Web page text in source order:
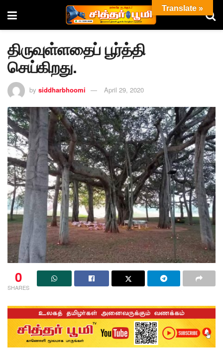
திருவுள்ளதைப் பூர்த்தி
செய்கிறது.
by siddharbhoomi April 29, 2020
0
SHARES
Translate »